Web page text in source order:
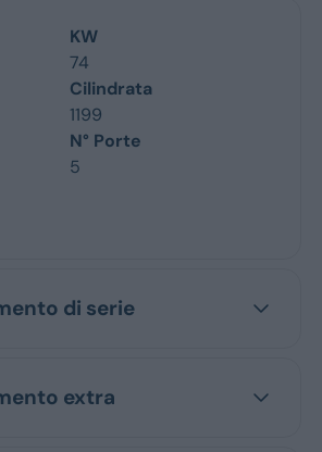
KW
74
Cilindrata
1199
N° Porte
5
di serie
extra